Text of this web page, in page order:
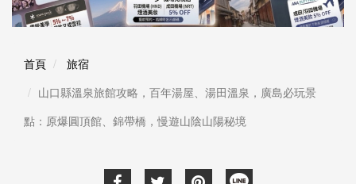
首頁
旅宿
山口縣溫泉旅館攻略，百年湯屋、湯田溫泉，廣島必玩景
點：原爆圓頂館、錦帶橋，慢遊山陰山陽秘境